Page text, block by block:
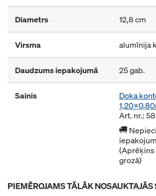
Diametrs 12,8 cm
Virsma alumīnija
Daudzums iepakojumā 25 gab.
Sainis
Doka
Art. nr.:
grozā)
PIEMĒROJAMS TĀLĀK